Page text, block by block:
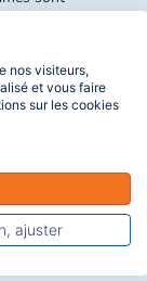
taxe CoVid » et
existante et
sur les
nos visiteurs,
et vous faire
sur les cookies
ajuster